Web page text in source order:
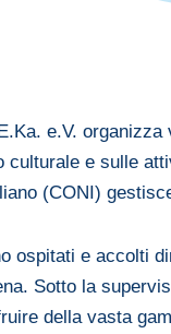
e.V.
culturale e sulle
(CONI)
ospitati e accolti
Sotto la
della vasta